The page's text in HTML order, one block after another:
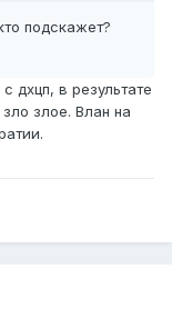
подскажет?
дхцп, в результате
злое. Влан на